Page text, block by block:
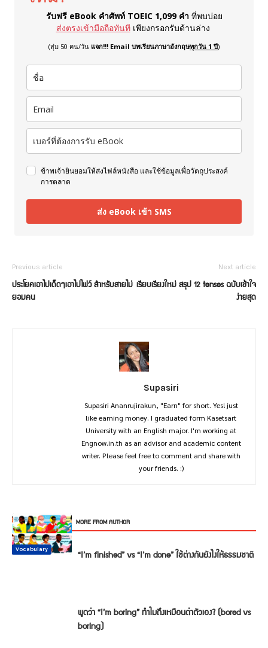
รับฟรี eBook คำศัพท์ TOEIC 1,099 คำ ที่พบบ่อย
ส่งตรงเข้ามือถือทันที เพียงกรอกรับด้านล่าง
(สุ่ม 50 คน/วัน แจก!!! Email บทเรียนภาษาอังกฤษทุกวัน 1 ปี)
ข้าพเจ้ายินยอมให้ส่งไฟล์หนังสือ และใช้ข้อมูลเพื่อวัตถุประสงค์
การตลาด
ส่ง eBook เข้า SMS
Previous article
ประโยคเอาไปเด็ดๆเอาไปไฟว์ สำหรับสายไม่
ยอมคน
Next article
เรียบเรียงใหม่ สรุป 12 tenses ฉบับเข้าใจ
ง่ายสุด
Supasiri
Supasiri Ananrujirakun, "Earn" for short. Yes! just
like earning money. I graduated form Kasetsart
University with an English major. I'm working at
Engnow.in.th as an advisor and academic content
writer. Please feel free to comment and share with
your friends. :)
RELATED ARTICLES MORE FROM AUTHOR
Conversation “I’m finished” vs “I’m done” ใช้ต่างกันยังไงให้ธรรมชาติ
Vocabulary
พูดว่า “I’m boring” ทำไมถึงเหมือนด่าตัวเอง? (bored vs
boring)
Vocabulary
Vocabulary
Vocabulary
Vocabulary